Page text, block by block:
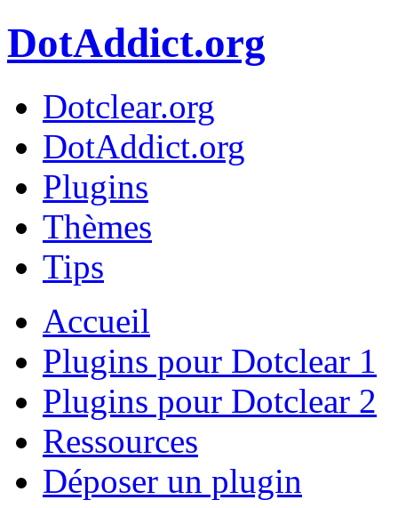
DotAddict.org
Dotclear.org
DotAddict.org
Plugins
Thèmes
Tips
Accueil
Plugins pour Dotclear 1
Plugins pour Dotclear 2
Ressources
Déposer un plugin